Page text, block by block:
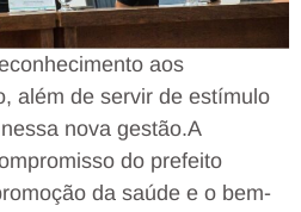
aos
além de servir de estímulo
nova gestão.A
do prefeito
da saúde e o bem-